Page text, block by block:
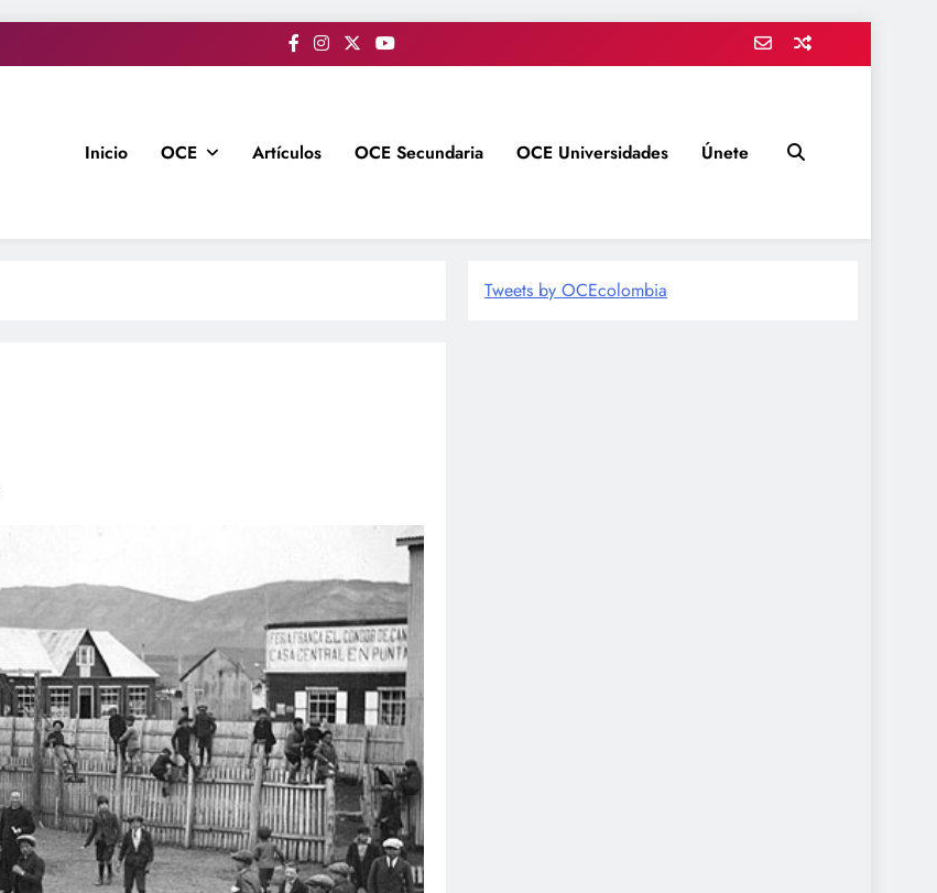
Inicio OCE Artículos OCE Secundaria OCE Universidades Únete
Tweets by OCEcolombia